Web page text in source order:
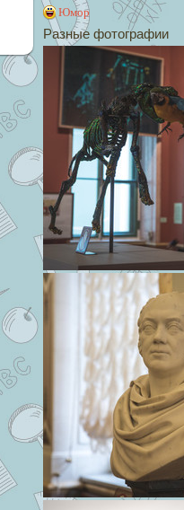
Юмор
Разные фотографии